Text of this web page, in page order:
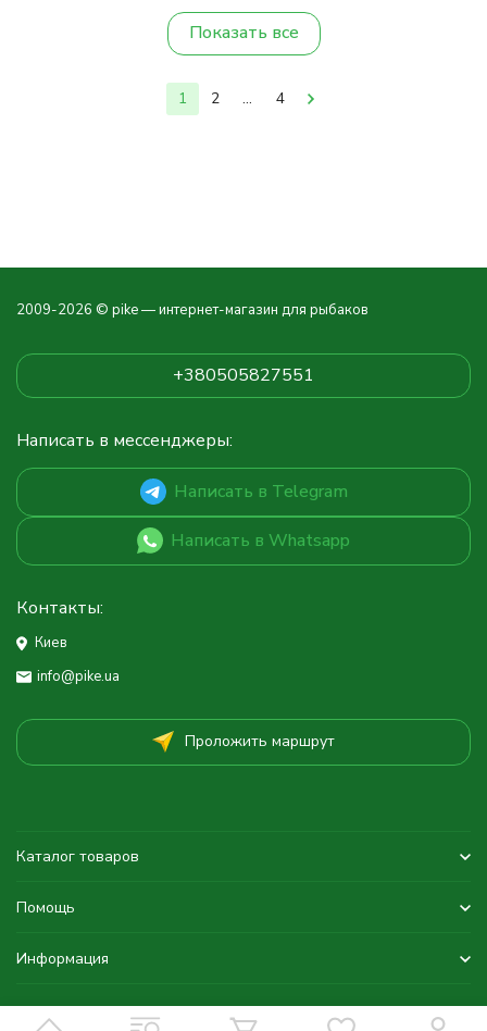
Показать все
1 2 ... 4
2009-2026 © pike — интернет-магазин для рыбаков
+380505827551
Написать в мессенджеры:
Написать в Telegram
Написать в Whatsapp
Контакты:
Киев
info@pike.ua
Проложить маршрут
Каталог товаров
Помощь
Информация